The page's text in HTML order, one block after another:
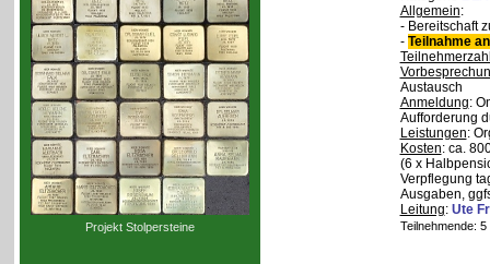
Projekt Stolpersteine
Allgemein:
- Bereitschaft
- Teilnahme
Austausch
Anmeldung:
Aufforderung
Leistungen:
Kosten: ca.
(6 x
Verpflegung
Ausgaben,
Leitung: Ute
Teilnehmende: